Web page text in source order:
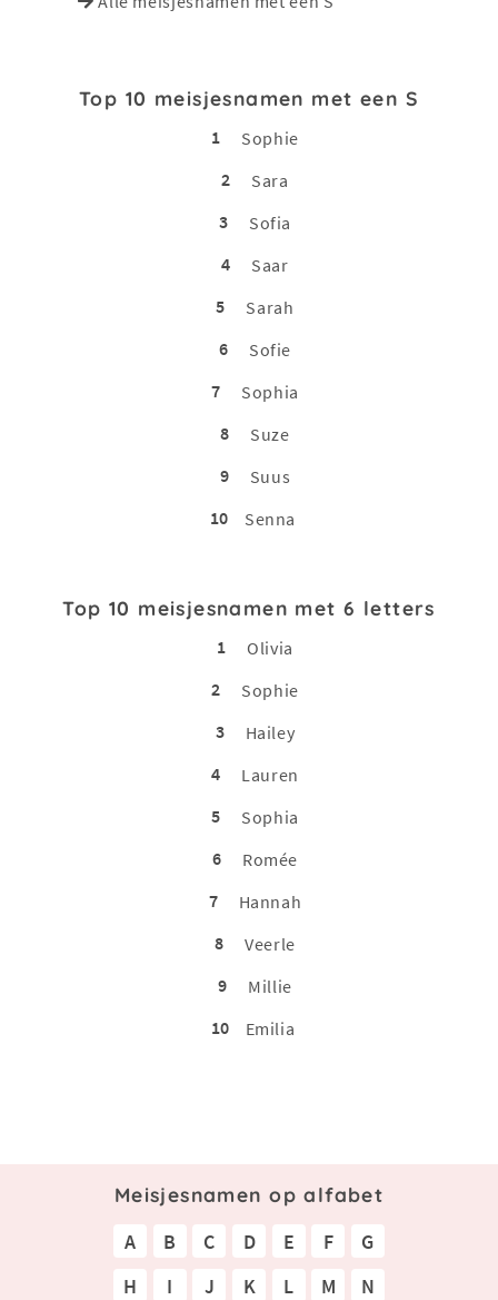
Top 10 meisjesnamen met een S
1
Sophie
2
Sara
3
Sofia
4
Saar
5
Sarah
6
Sofie
7
Sophia
8
Suze
9
Suus
10
Senna
Top 10 meisjesnamen met 6 letters
1
Olivia
2
Sophie
3
Hailey
4
Lauren
5
Sophia
6
Romée
7
Hannah
8
Veerle
9
Millie
10
Emilia
Meisjesnamen op alfabet
A B C D E F
G
H
I J K L M
N